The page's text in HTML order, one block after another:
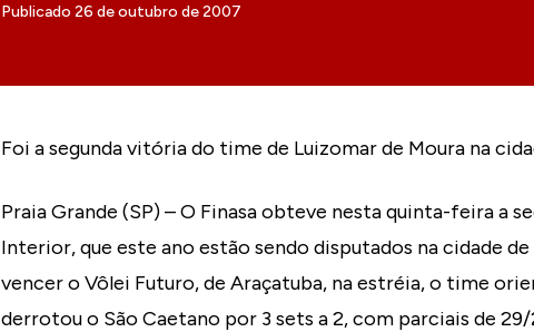
Publicado 26 de outubro de 2007
Foi a segunda vitória do time de Luizomar de Moura na
Praia Grande (SP) – O Finasa obteve nesta quinta-feira a
Interior, que este ano estão sendo disputados na cidade
vencer o Vôlei Futuro, de Araçatuba, na estréia, o time
derrotou o São Caetano por 3 sets a 2, com parciais de 29/